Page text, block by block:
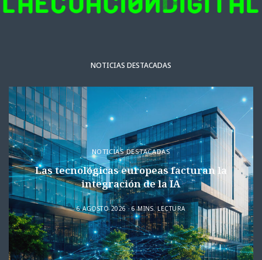
NOTICIAS DESTACADAS
NOTICIAS DESTACADAS
Las tecnológicas europeas facturan la
integración de la IA
6 AGOSTO 2026 6 MINS. LECTURA